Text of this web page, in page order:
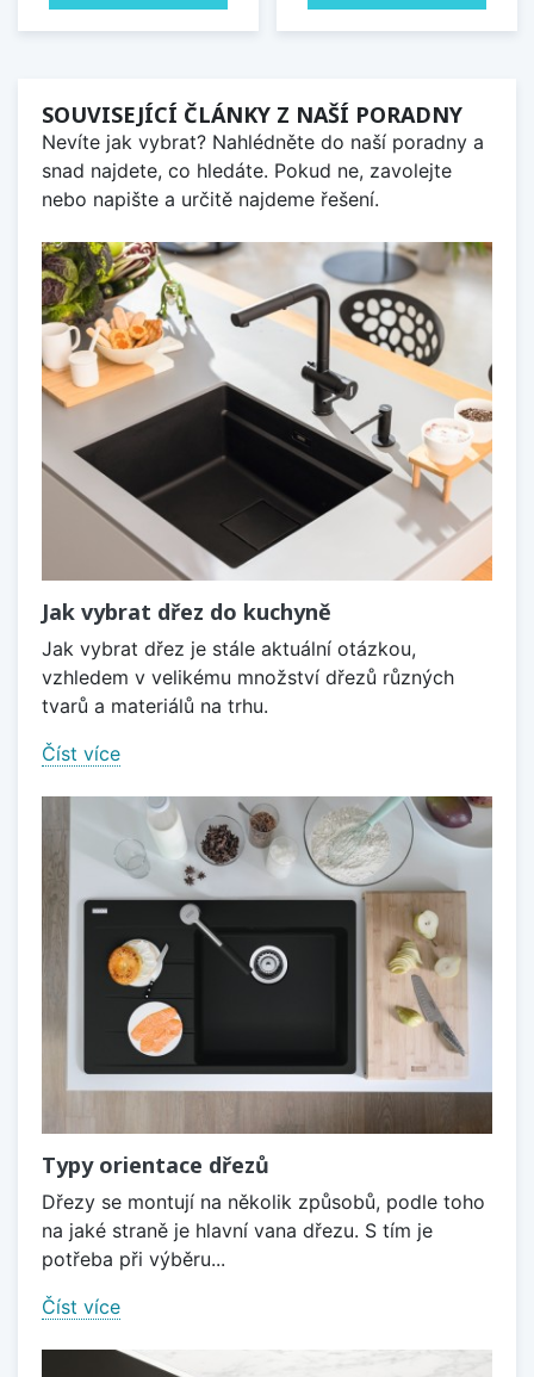
SOUVISEJÍCÍ ČLÁNKY Z NAŠÍ PORADNY
Nevíte jak vybrat? Nahlédněte do naší poradny a
snad najdete, co hledáte. Pokud ne, zavolejte
nebo napište a určitě najdeme řešení.
Jak vybrat dřez do kuchyně
Jak vybrat dřez je stále aktuální otázkou,
vzhledem v velikému množství dřezů různých
tvarů a materiálů na trhu.
Číst více
Typy orientace dřezů
Dřezy se montují na několik způsobů, podle toho
na jaké straně je hlavní vana dřezu. S tím je
potřeba při výběru...
Číst více